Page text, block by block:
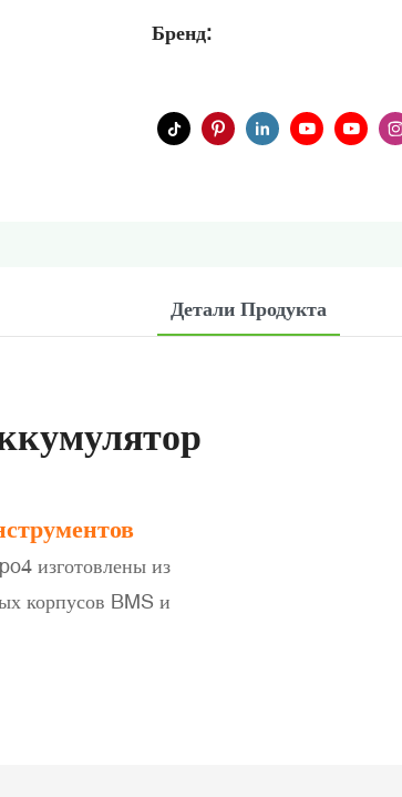
Бренд:
Детали Продукта
изготовлены из
корпусов BMS и